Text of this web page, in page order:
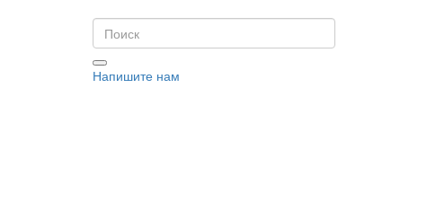
Напишите нам